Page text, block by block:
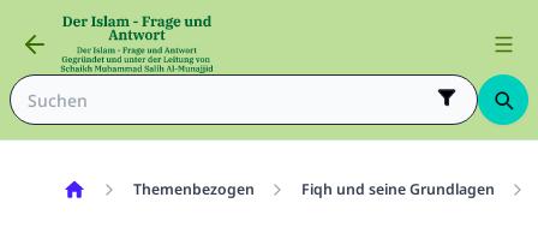
Themenbezogen Fiqh und seine Grundlagen